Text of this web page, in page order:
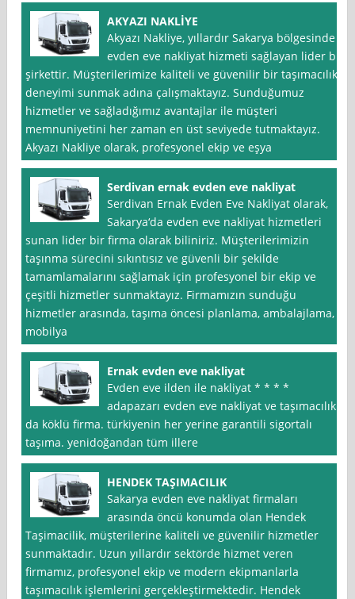
AKYAZI NAKLİYE
Akyazı Nakliye, yıllardır Sakarya bölgesinde
evden eve nakliyat hizmeti sağlayan lider bir
şirkettir. Müşterilerimize kaliteli ve güvenilir bir taşımacılık
deneyimi sunmak adına çalışmaktayız. Sunduğumuz
hizmetler ve sağladığımız avantajlar ile müşteri
memnuniyetini her zaman en üst seviyede tutmaktayız.
Akyazı Nakliye olarak, profesyonel ekip ve eşya
Serdivan ernak evden eve nakliyat
Serdivan Ernak Evden Eve Nakliyat olarak,
Sakarya‘da evden eve nakliyat hizmetleri
sunan lider bir firma olarak biliniriz. Müşterilerimizin
taşınma sürecini sıkıntısız ve güvenli bir şekilde
tamamlamalarını sağlamak için profesyonel bir ekip ve
çeşitli hizmetler sunmaktayız. Firmamızın sunduğu
hizmetler arasında, taşıma öncesi planlama, ambalajlama,
mobilya
Ernak evden eve nakliyat
Evden eve ilden ile nakliyat * * * *
adapazarı evden eve nakliyat ve taşımacılık
da köklü firma. türkiyenin her yerine garantili sigortalı
taşıma. yenidoğandan tüm illere
HENDEK TAŞIMACILIK
Sakarya evden eve nakliyat firmaları
arasında öncü konumda olan Hendek
Taşimacilik, müşterilerine kaliteli ve güvenilir hizmetler
sunmaktadır. Uzun yıllardır sektörde hizmet veren
firmamız, profesyonel ekip ve modern ekipmanlarla
taşımacılık işlemlerini gerçekleştirmektedir. Hendek